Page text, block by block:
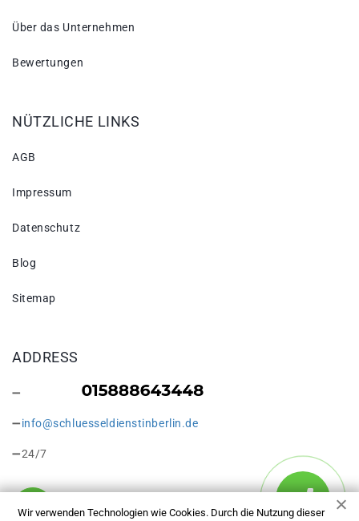
Wir verwenden Technologien wie Cookies. Durch die Nutzung dieser
Über das Unternehmen
Bewertungen
NÜTZLICHE LINKS
AGB
Impressum
Datenschutz
Blog
Sitemap
ADDRESS
info@schluesseldienstinberlin.de
24/7